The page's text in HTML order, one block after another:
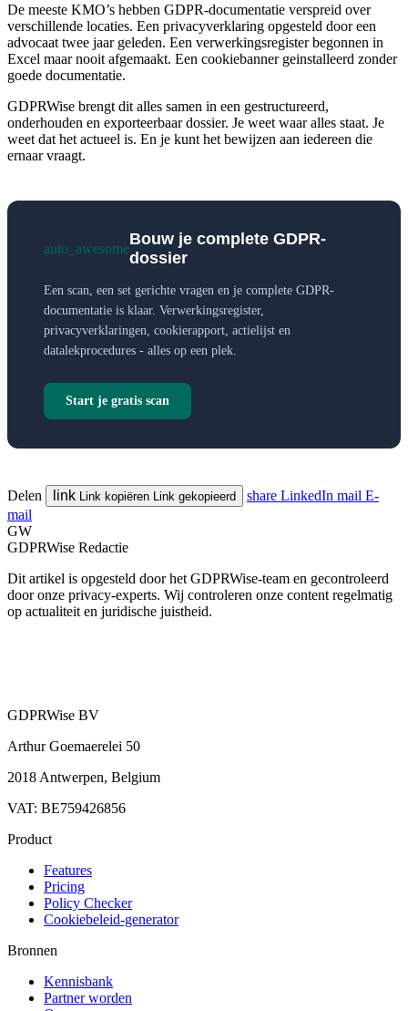
De meeste KMO’s hebben GDPR-documentatie verspreid over
verschillende locaties. Een privacyverklaring opgesteld door een
advocaat twee jaar geleden. Een verwerkingsregister begonnen in
Excel maar nooit afgemaakt. Een cookiebanner geinstalleerd zonder
goede documentatie.
GDPRWise brengt dit alles samen in een gestructureerd,
onderhouden en exporteerbaar dossier. Je weet waar alles staat. Je
weet dat het actueel is. En je kunt het bewijzen aan iedereen die
ernaar vraagt.
auto_awesome
Bouw je complete GDPR-
dossier
Een scan, een set gerichte vragen en je complete GDPR-
documentatie is klaar. Verwerkingsregister,
privacyverklaringen, cookierapport, actielijst en
datalekprocedures - alles op een plek.
Start je gratis scan
Delen link Link kopiëren Link gekopieerd share LinkedIn mail E-
mail
GW
GDPRWise Redactie
Dit artikel is opgesteld door het GDPRWise-team en gecontroleerd
door onze privacy-experts. Wij controleren onze content regelmatig
op actualiteit en juridische juistheid.
GDPRWise BV
Arthur Goemaerelei 50
2018 Antwerpen, Belgium
VAT: BE759426856
Product
Features
Pricing
Policy Checker
Cookiebeleid-generator
Bronnen
Kennisbank
Partner worden